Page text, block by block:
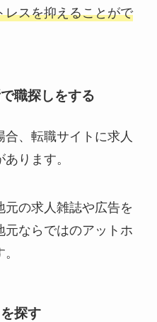
レスを抑えることがで
職探しをする
、転職サイトに求人
ります。
の求人雑誌や広告を
元ならではのアットホ
探す